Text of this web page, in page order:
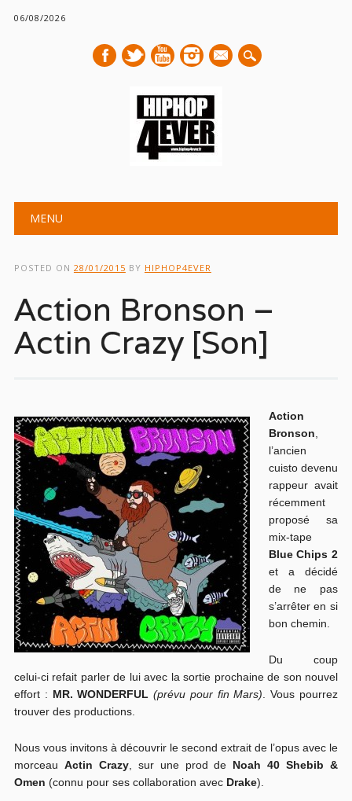
06/08/2026
mail
Main menu
MENU
POSTED ON 28/01/2015 BY HIPHOP4EVER
Action Bronson –
Actin Crazy [Son]
Action
Bronson
l’ancien
cuisto devenu
rappeur avait
récemment
proposé sa
mix-tape
Blue Chips 2
et a décidé
de ne pas
s’arrêter en si
bon chemin.
Du coup
celui-ci refait parler de lui avec la sortie prochaine de son nouvel
effort : MR. WONDERFUL(prévu pour fin Mars) . Vous pourrez
trouver des productions.
Nous vous invitons à découvrir le second extrait de l’opus avec le
morceau Actin Crazy, sur une prod de Noah 40 Shebib &
Omen (connu pour ses collaboration avec Drake).